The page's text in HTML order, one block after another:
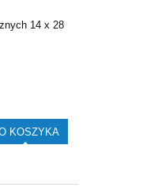
14 x 28
KOSZYKA